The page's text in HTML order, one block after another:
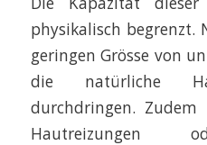
physikalisch begrenzt.
geringen Grösse von
die natürliche
durchdringen.
Hautreizungen